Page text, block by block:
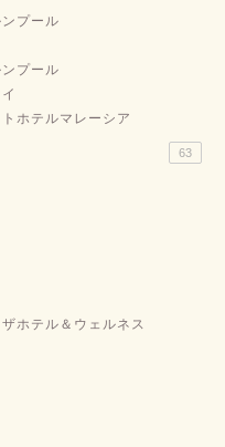
プール
プール
ホテルマレーシア
63
ホテル＆ウェルネス